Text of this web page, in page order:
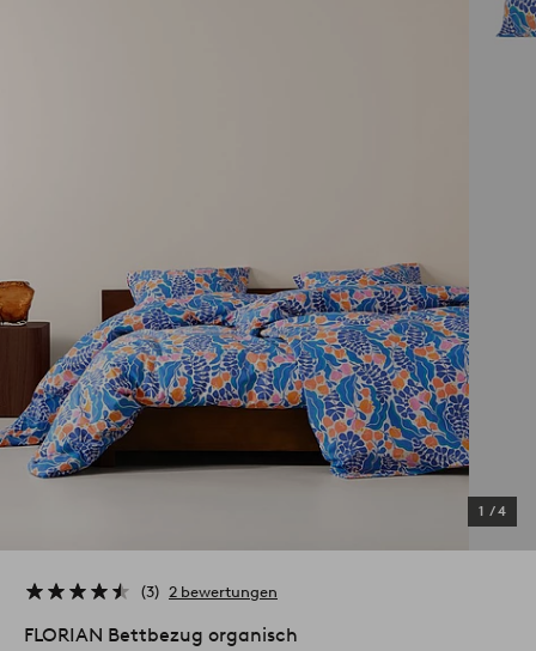
1 /4
3 2 bewertungen
FLORIAN Bettbezug organisch